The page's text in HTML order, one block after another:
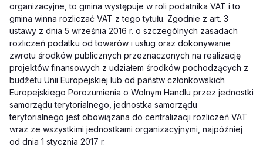
organizacyjne, to gmina występuje w roli podatnika VAT i to
gmina winna rozliczać VAT z tego tytułu. Zgodnie z art. 3
ustawy z dnia 5 września 2016 r. o szczególnych zasadach
rozliczeń podatku od towarów i usług oraz dokonywanie
zwrotu środków publicznych przeznaczonych na realizację
projektów finansowych z udziałem środków pochodzących z
budżetu Unii Europejskiej lub od państw członkowskich
Europejskiego Porozumienia o Wolnym Handlu przez jednostki
samorządu terytorialnego, jednostka samorządu
terytorialnego jest obowiązana do centralizacji rozliczeń VAT
wraz ze wszystkimi jednostkami organizacyjnymi, najpóźniej
od dnia 1 stycznia 2017 r.